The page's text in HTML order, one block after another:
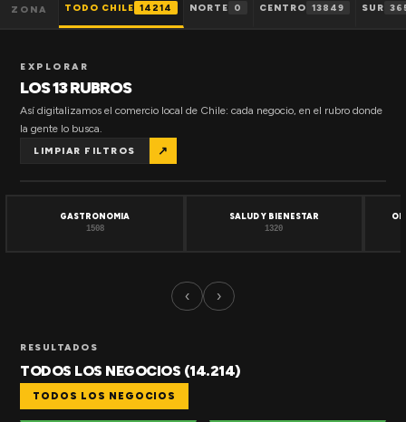
ZONA TODO CHILE 14214 NORTE 0 CENTRO 13849 SUR
EXPLORAR
LOS 13 RUBROS
Así digitalizamos el comercio local de Chile: cada negocio, en el rubro donde
la gente lo busca.
LIMPIAR FILTROS ↗
GASTRONOMIA
1508
SALUD Y BIENESTAR
1320
‹ ›
RESULTADOS
TODOS LOS NEGOCIOS (14.214)
TODOS LOS NEGOCIOS